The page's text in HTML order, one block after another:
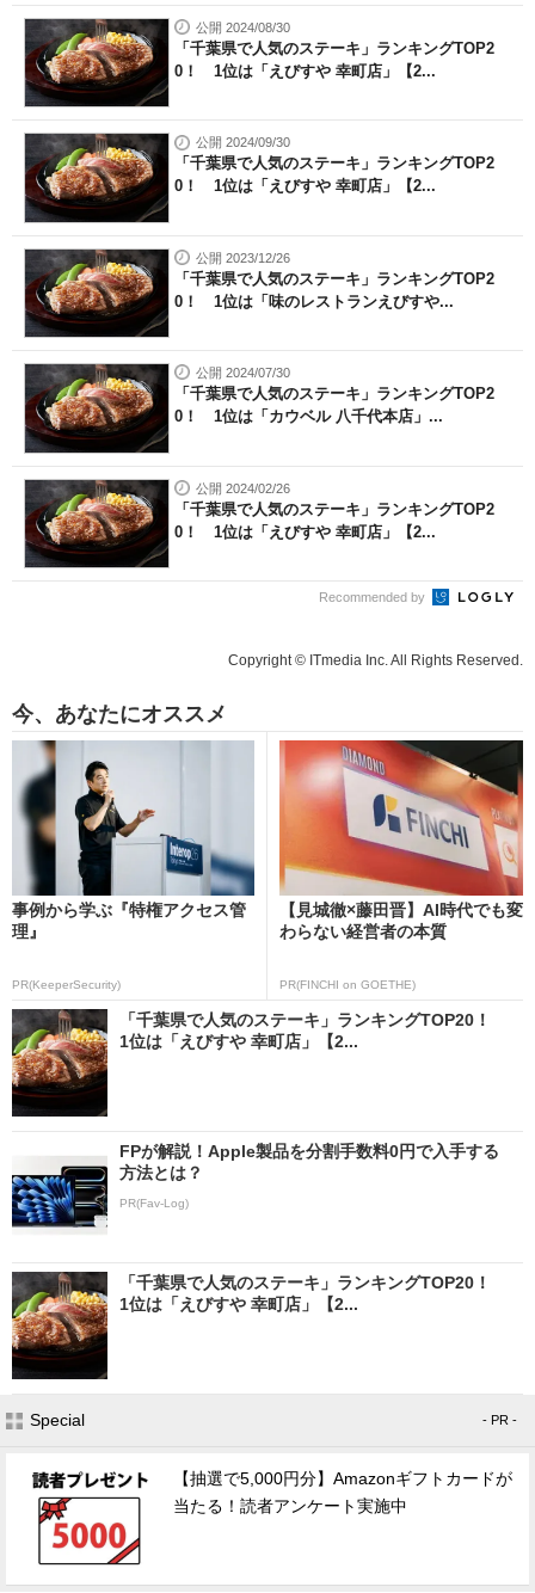
公開 2024/08/30
「千葉県で人気のステーキ」ランキングTOP2
0！ 1位は「えびすや 幸町店」【2...
公開 2024/09/30
「千葉県で人気のステーキ」ランキングTOP2
0！ 1位は「えびすや 幸町店」【2...
公開 2023/12/26
「千葉県で人気のステーキ」ランキングTOP2
0！ 1位は「味のレストランえびすや...
公開 2024/07/30
「千葉県で人気のステーキ」ランキングTOP2
0！ 1位は「カウベル 八千代本店」...
公開 2024/02/26
「千葉県で人気のステーキ」ランキングTOP2
0！ 1位は「えびすや 幸町店」【2...
Recommended by
Copyright © ITmedia Inc. All Rights Reserved.
今、あなたにオススメ
事例から学ぶ『特権アクセス管
理』
PR(KeeperSecurity)
【見城徹×藤田晋】AI時代でも変
わらない経営者の本質
PR(FINCHI on GOETHE)
「千葉県で人気のステーキ」ランキングTOP20！
1位は「えびすや 幸町店」【2...
FPが解説！Apple製品を分割手数料0円で入手する
方法とは？
PR(Fav-Log)
「千葉県で人気のステーキ」ランキングTOP20！
1位は「えびすや 幸町店」【2...
Special - PR -
【抽選で5,000円分】Amazonギフトカードが
当たる！読者アンケート実施中